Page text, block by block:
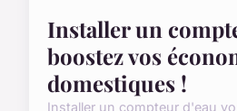
Installer un
boostez vos
domestiques !
Installer un compteur d'eau